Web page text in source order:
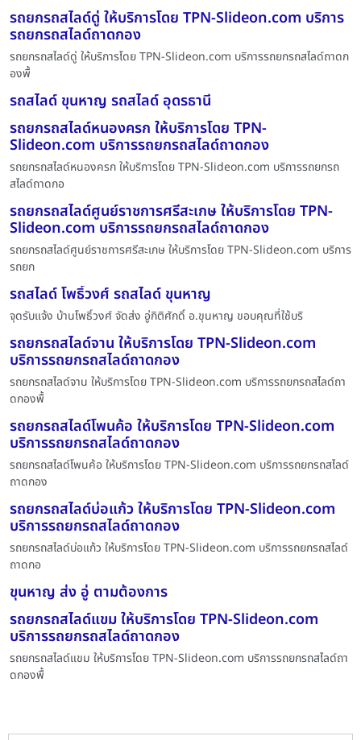
รถยกรถสไลด์ดู่ ให้บริการโดย TPN-Slideon.com บริการ
รถยกรถสไลด์ถาดกอง
รถยกรถสไลด์ดู่ ให้บริการโดย TPN-Slideon.com บริการรถยกรถสไลด์ถาดก
องพื้
รถสไลด์ ขุนหาญ รถสไลด์ อุดรธานี
รถยกรถสไลด์หนองครก ให้บริการโดย TPN-
Slideon.com บริการรถยกรถสไลด์ถาดกอง
รถยกรถสไลด์หนองครก ให้บริการโดย TPN-Slideon.com บริการรถยกรถ
สไลด์ถาดกอ
รถยกรถสไลด์ศูนย์ราชการศรีสะเกษ ให้บริการโดย TPN-
Slideon.com บริการรถยกรถสไลด์ถาดกอง
รถยกรถสไลด์ศูนย์ราชการศรีสะเกษ ให้บริการโดย TPN-Slideon.com บริการ
รถยก
รถสไลด์ โพธิ์วงศ์ รถสไลด์ ขุนหาญ
จุดรับแจ้ง บ้านโพธิ์วงศ์ จัดส่ง อู่กิติศักดิ์ อ.ขุนหาญ ขอบคุณที่ใช้บริ
รถยกรถสไลด์จาน ให้บริการโดย TPN-Slideon.com
บริการรถยกรถสไลด์ถาดกอง
รถยกรถสไลด์จาน ให้บริการโดย TPN-Slideon.com บริการรถยกรถสไลด์ถา
ดกองพื้
รถยกรถสไลด์โพนค้อ ให้บริการโดย TPN-Slideon.com
บริการรถยกรถสไลด์ถาดกอง
รถยกรถสไลด์โพนค้อ ให้บริการโดย TPN-Slideon.com บริการรถยกรถสไลด์
ถาดกอง
รถยกรถสไลด์บ่อแก้ว ให้บริการโดย TPN-Slideon.com
บริการรถยกรถสไลด์ถาดกอง
รถยกรถสไลด์บ่อแก้ว ให้บริการโดย TPN-Slideon.com บริการรถยกรถสไลด์
ถาดกอ
ขุนหาญ ส่ง อู่ ตามต้องการ
รถยกรถสไลด์แขม ให้บริการโดย TPN-Slideon.com
บริการรถยกรถสไลด์ถาดกอง
รถยกรถสไลด์แขม ให้บริการโดย TPN-Slideon.com บริการรถยกรถสไลด์ถา
ดกองพื้